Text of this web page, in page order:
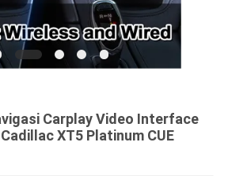
Carplay Video Interface
XT5 Platinum CUE